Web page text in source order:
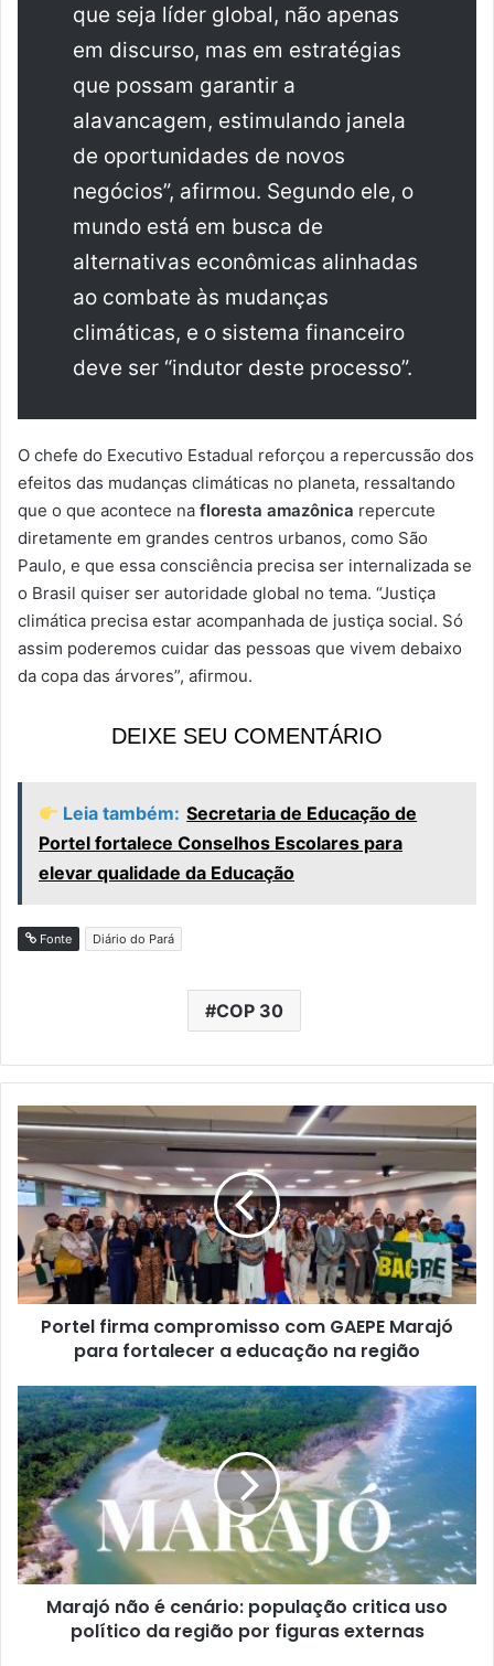
que seja líder global, não apenas
em discurso, mas em estratégias
que possam garantir a
alavancagem, estimulando janela
de oportunidades de novos
negócios”, afirmou. Segundo ele, o
mundo está em busca de
alternativas econômicas alinhadas
ao combate às mudanças
climáticas, e o sistema financeiro
deve ser “indutor deste processo”.
O chefe do Executivo Estadual reforçou a repercussão dos
efeitos das mudanças climáticas no planeta, ressaltando
que o que acontece na floresta amazônica repercute
diretamente em grandes centros urbanos, como São
Paulo, e que essa consciência precisa ser internalizada se
o Brasil quiser ser autoridade global no tema. “Justiça
climática precisa estar acompanhada de justiça social. Só
assim poderemos cuidar das pessoas que vivem debaixo
da copa das árvores”, afirmou.
DEIXE SEU COMENTÁRIO
Leia também: Secretaria de Educação de
Portel fortalece Conselhos Escolares para
elevar qualidade da Educação
Fonte Diário do Pará
COP 30
P
o
r
t
e
l
f
i
r
o
m
p
r
o
m
i
s
s
Portel firma compromisso com GAEPE Marajó
para fortalecer a educação na região
M
a
r
a
j
ó
n
ã
o
Marajó não é cenário: população critica uso
político da região por figuras externas